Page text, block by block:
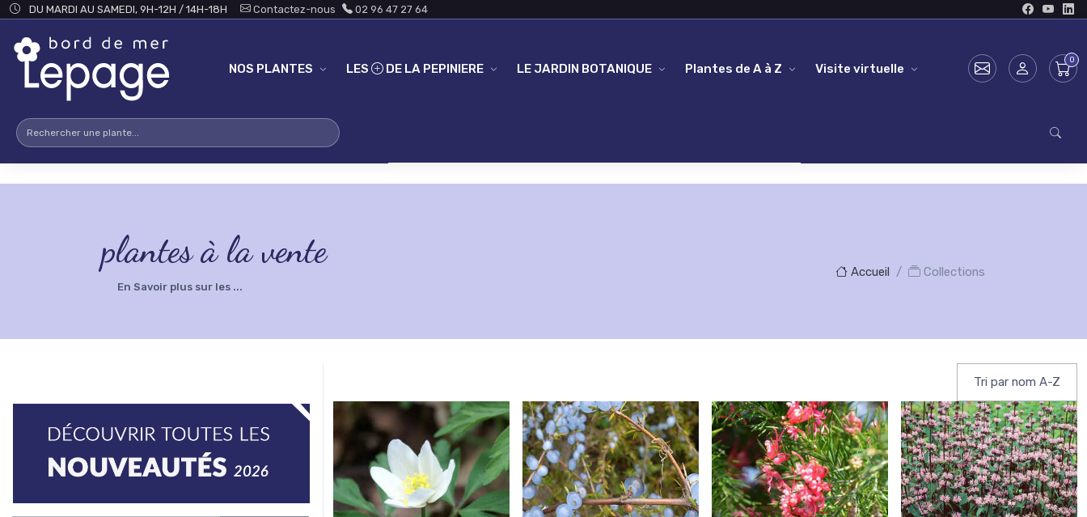
testsearch - 0 Skip to main content
DU MARDI AU SAMEDI, 9H-12H / 14H-18H Contactez-nous 02 96 47 27 64
NOS PLANTES LES DE LA PEPINIERE LE JARDIN BOTANIQUE Plantes de A à Z Visite virtuelle
plantes à la vente
En Savoir plus sur les ...
Accueil Collections